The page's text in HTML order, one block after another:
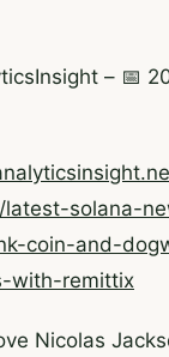
– 📅
latest-solana-
coin-and-
with-remittix
Nicolas